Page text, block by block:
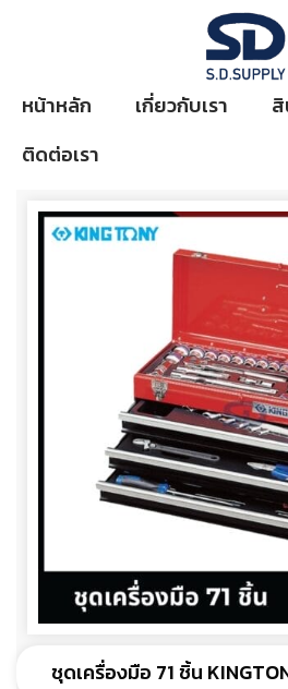
หน้าหลัก เกี่ยวกับเรา
ติดต่อเรา
ชุดเครื่องมือ 71 ชิ้น